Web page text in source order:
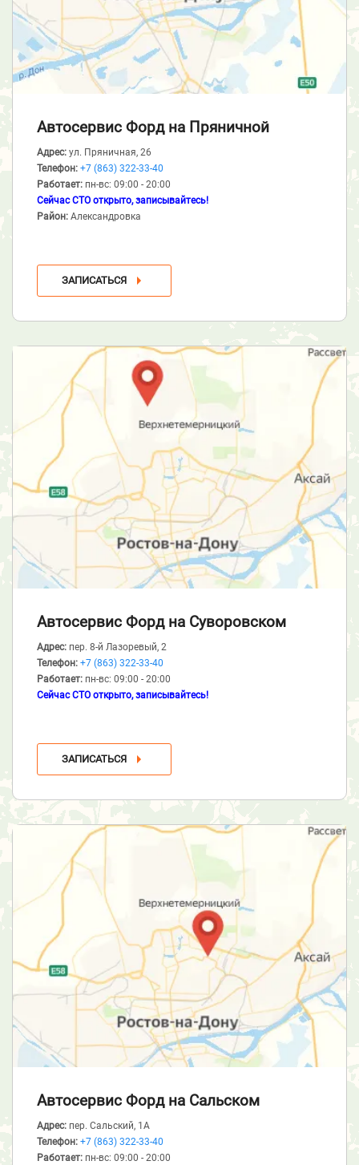
Автосервис Форд на Пряничной
Адрес: ул. Пряничная, 26
Телефон: +7 (863) 322-33-40
Работает: пн-вс: 09:00 - 20:00
Сейчас СТО открыто, записывайтесь!
Район: Александровка
ЗАПИСАТЬСЯ
Автосервис Форд на Суворовском
Адрес: пер. 8-й Лазоревый, 2
Телефон: +7 (863) 322-33-40
Работает: пн-вс: 09:00 - 20:00
Сейчас СТО открыто, записывайтесь!
ЗАПИСАТЬСЯ
Автосервис Форд на Сальском
Адрес: пер. Сальский, 1А
Телефон: +7 (863) 322-33-40
Работает: пн-вс: 09:00 - 20:00